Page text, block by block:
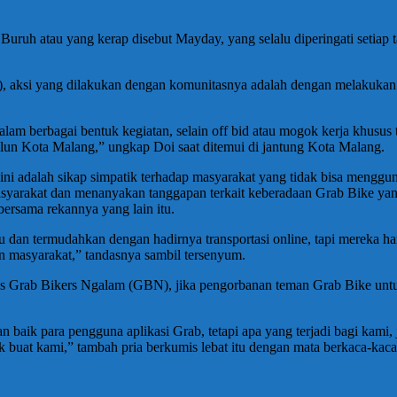
atau yang kerap disebut Mayday, yang selalu diperingati
yang dilakukan dengan komunitasnya adalah dengan
berbagai bentuk kegiatan, selain off bid atau mogok kerja
Kota Malang,” ungkap Doi saat ditemui di jantung Kota Malang.
sikap simpatik terhadap masyarakat yang tidak bisa
dan menanyakan tanggapan terkait keberadaan Grab Bike
rekannya yang lain itu.
termudahkan dengan hadirnya transportasi online, tapi mereka
tandasnya sambil tersenyum.
Grab Bikers Ngalam (GBN), jika pengorbanan teman Grab Bike
baik para pengguna aplikasi Grab, tetapi apa yang terjadi bagi
kami,” tambah pria berkumis lebat itu dengan mata berkaca-